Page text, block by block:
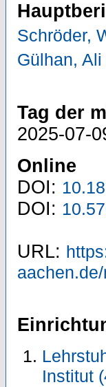
Schröder,
Gülhan, Ali
Tag der
2025-07-
Online
DOI:
DOI:
URL:
Institut